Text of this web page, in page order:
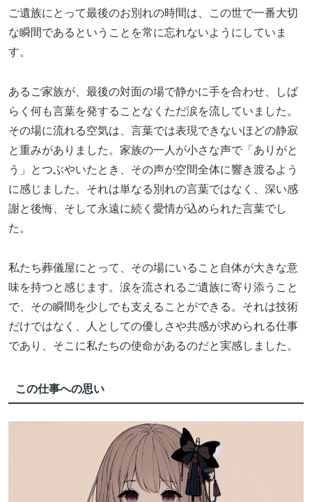
ご遺族にとって最後のお別れの時間は、この世で一番大切
な瞬間であるということを常に忘れないようにしていま
す。
あるご家族が、最後の対面の場で静かに手を合わせ、しば
らく何も言葉を発することなくただ涙を流していました。
その場に流れる空気は、言葉では表現できないほどの静寂
と重みがありました。家族の一人が小さな声で「ありがと
う」とつぶやいたとき、その声が空間全体に響き渡るよう
に感じました。それは単なる別れの言葉ではなく、深い感
謝と後悔、そして永遠に続く愛情が込められた言葉でし
た。
私たち葬儀屋にとって、その場にいること自体が大きな意
味を持つと感じます。涙を流されるご遺族に寄り添うこと
で、その瞬間を少しでも支えることができる。それは技術
だけではなく、人としての優しさや共感が求められる仕事
であり、そこに私たちの使命があるのだと実感しました。
この仕事への思い